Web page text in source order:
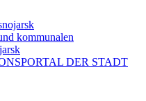
kommunalen
DER STADT